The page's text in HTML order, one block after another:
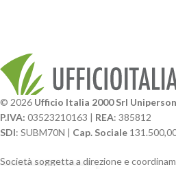
© 2026 Ufficio Italia 2000 Srl
P.IVA: 03523210163 | REA: 385812
SDI: SUBM70N | Cap. Sociale
Società soggetta a direzione e